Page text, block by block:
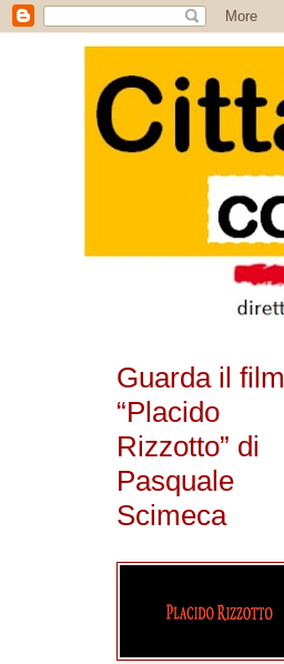
Guarda il film
“Placido
Rizzotto” di
Pasquale
Scimeca